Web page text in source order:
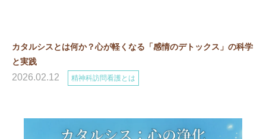
カタルシスとは何か？心が軽くなる「感情のデトックス」の科学
と実践
2026.02.12 精神科訪問看護とは